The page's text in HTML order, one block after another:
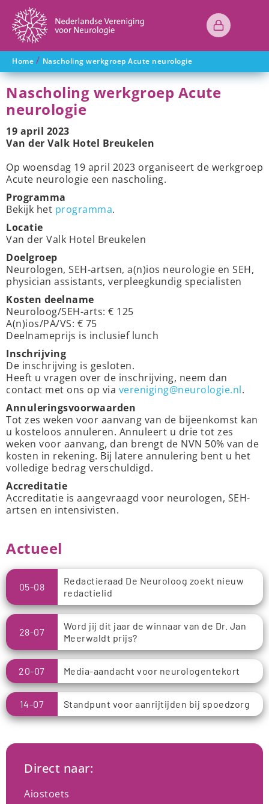
Home / Nascholing werkgroep Acute neurologie
Nascholing werkgroep Acute
neurologie
19 april 2023
Van der Valk Hotel Breukelen
Op woensdag 19 april 2023 organiseert de werkgroep
Acute neurologie een nascholing.
Programma
Bekijk het programma.
Locatie
Van der Valk Hotel Breukelen
Doelgroep
Neurologen, SEH-artsen, a(n)ios neurologie en SEH,
physician assistants, verpleegkundig specialisten
Kosten deelname
Neuroloog/SEH-arts: € 125
A(n)ios/PA/VS: € 75
Deelnameprijs is inclusief lunch
Inschrijving
De inschrijving is gesloten.
Heeft u vragen over de inschrijving, neem dan
contact met ons op via vereniging@neurologie.nl.
Annuleringsvoorwaarden
Tot zes weken voor aanvang van de bijeenkomst kan
u kosteloos annuleren. Annuleert u drie tot zes
weken voor aanvang, dan brengt de NVN 50% van de
kosten in rekening. Bij latere annulering bent u het
volledige bedrag verschuldigd.
Accreditatie
Accreditatie is aangevraagd voor neurologen, SEH-
artsen en intensivisten.
Actueel
05-08
Redactieraad De Neuroloog zoekt nieuw
redactielid
28-07
Word jij dit jaar de winnaar van de Dr. Jan
Meerwaldt prijs?
20-07 Media-aandacht voor neurologentekort
14-07 Standpunt voor aanrijtijden bij spoedzorg
Direct naar:
Aiostoets